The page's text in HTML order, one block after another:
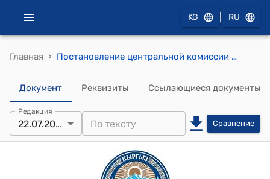
KG RU
Главная › Постановление центральной комиссии по выборам и проведению референдумов КР от 22 июля 2010 года № 134 "Об образовании Комиссии по проведению жеребьевки для отбора кандидатур в составы областных, Бишкекской, Ошской городских избирательных комиссий"
Документ Реквизиты Ссылающиеся документы
Редакция
22.07.2010 Сравнение